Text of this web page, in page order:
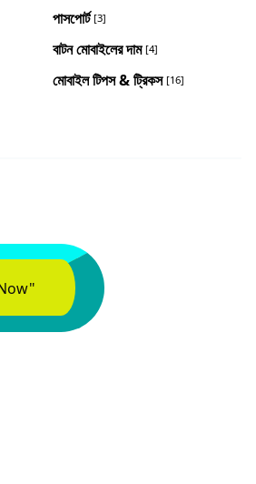
পাসপোর্ট [3]
বাটন মোবাইলের দাম [4]
মোবাইল টিপস & ট্রিকস [16]